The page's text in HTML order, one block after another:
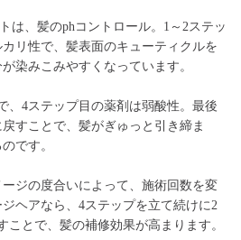
は、髪のphコントロール。1～2ステッ
リ性で、髪表面のキューティクルを
染みこみやすくなっています。
、4ステップ目の薬剤は弱酸性。最後
すことで、髪がぎゅっと引き締ま
です。
ジの度合いによって、施術回数を変
ヘアなら、4ステップを立て続けに2
ことで、髪の補修効果が高まります。